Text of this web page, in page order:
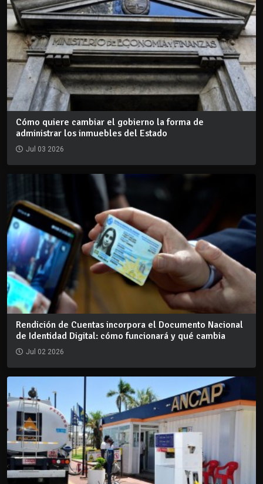
Cómo quiere cambiar el gobierno la forma de
administrar los inmuebles del Estado
Jul 03 2026
Rendición de Cuentas incorpora el Documento Nacional
de Identidad Digital: cómo funcionará y qué cambia
Jul 02 2026